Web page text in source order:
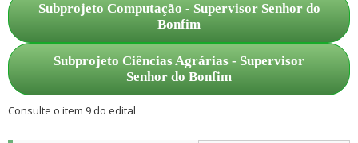
Subprojeto Computação - Supervisor Senhor do
Bonfim
Subprojeto Ciências Agrárias - Supervisor
Senhor do Bonfim
Consulte o item 9 do edital